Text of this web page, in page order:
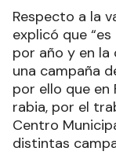
Respecto a la
explicó que
por año y en la
una campaña
por ello que en
rabia, por el
Centro
distintas